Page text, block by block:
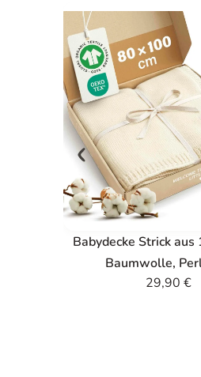
Babydecke Strick
Baumwolle,
29,90 €